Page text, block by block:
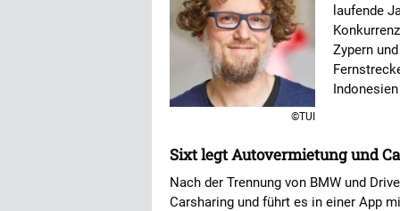
©TUI
laufende
Zypern
Sixt legt Autovermietung und
Nach der Trennung von BMW und
Carsharing und führt es in einer App